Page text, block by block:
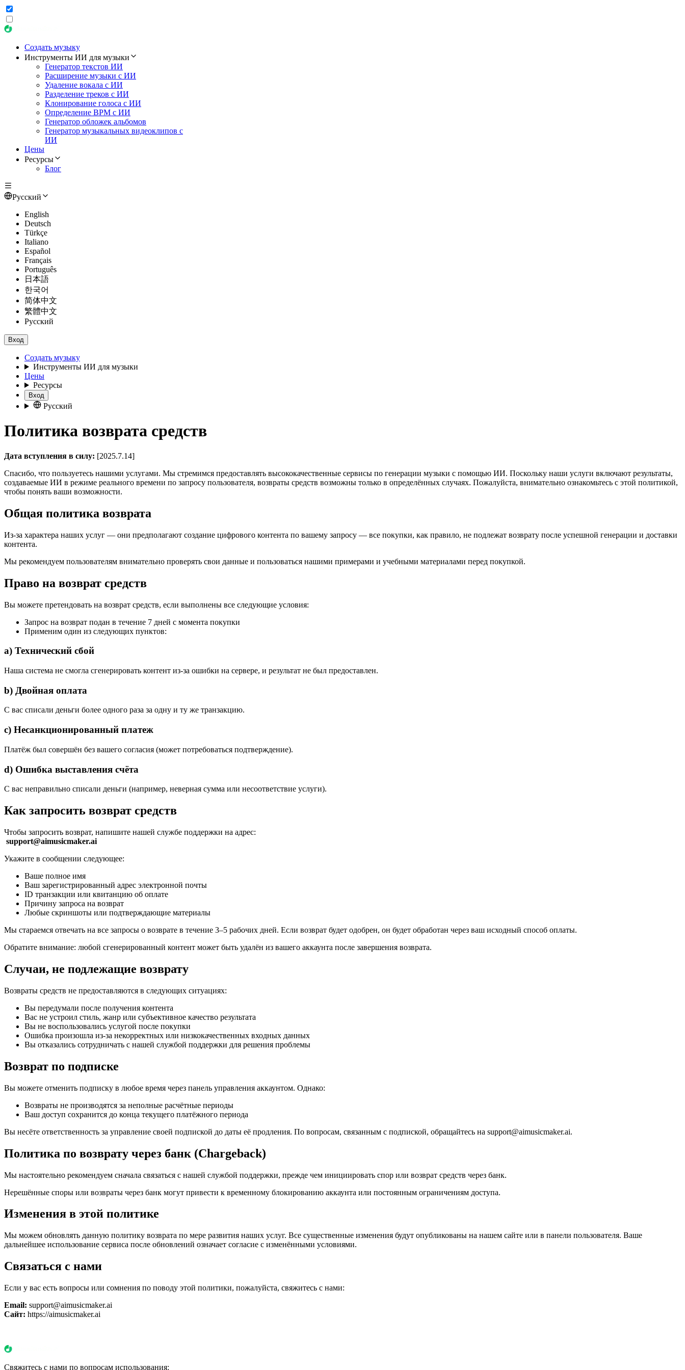
Создать музыку
Инструменты ИИ для музыки
Генератор текстов ИИ
Расширение музыки с ИИ
Удаление вокала с ИИ
Разделение треков с ИИ
Клонирование голоса с ИИ
Определение BPM с ИИ
Генератор обложек альбомов
Генератор музыкальных видеоклипов с
ИИ
Цены
Ресурсы
Блог
Русский
English
Deutsch
Türkçe
Italiano
Español
Français
Português
日本語
한국어
简体中文
繁體中文
Русский
Вход
Создать музыку
Инструменты ИИ для музыки
Цены
Ресурсы
Вход
Русский
Политика возврата средств
Дата вступления в силу: [2025.7.14]
Спасибо, что пользуетесь нашими услугами. Мы стремимся предоставлять высококачественные сервисы по генерации музыки с помощью ИИ. Поскольку наши услуги включают результаты,
создаваемые ИИ в режиме реального времени по запросу пользователя, возвраты средств возможны только в определённых случаях. Пожалуйста, внимательно ознакомьтесь с этой политикой,
чтобы понять ваши возможности.
Общая политика возврата
Из-за характера наших услуг — они предполагают создание цифрового контента по вашему запросу — все покупки, как правило, не подлежат возврату после успешной генерации и доставки
контента.
Мы рекомендуем пользователям внимательно проверять свои данные и пользоваться нашими примерами и учебными материалами перед покупкой.
Право на возврат средств
Вы можете претендовать на возврат средств, если выполнены все следующие условия:
Запрос на возврат подан в течение 7 дней с момента покупки
Применим один из следующих пунктов:
a) Технический сбой
Наша система не смогла сгенерировать контент из-за ошибки на сервере, и результат не был предоставлен.
b) Двойная оплата
С вас списали деньги более одного раза за одну и ту же транзакцию.
c) Несанкционированный платеж
Платёж был совершён без вашего согласия (может потребоваться подтверждение).
d) Ошибка выставления счёта
С вас неправильно списали деньги (например, неверная сумма или несоответствие услуги).
Как запросить возврат средств
Чтобы запросить возврат, напишите нашей службе поддержки на адрес:
support@aimusicmaker.ai
Укажите в сообщении следующее:
Ваше полное имя
Ваш зарегистрированный адрес электронной почты
ID транзакции или квитанцию об оплате
Причину запроса на возврат
Любые скриншоты или подтверждающие материалы
Мы стараемся отвечать на все запросы о возврате в течение 3–5 рабочих дней. Если возврат будет одобрен, он будет обработан через ваш исходный способ оплаты.
Обратите внимание: любой сгенерированный контент может быть удалён из вашего аккаунта после завершения возврата.
Случаи, не подлежащие возврату
Возвраты средств не предоставляются в следующих ситуациях:
Вы передумали после получения контента
Вас не устроил стиль, жанр или субъективное качество результата
Вы не воспользовались услугой после покупки
Ошибка произошла из-за некорректных или низкокачественных входных данных
Вы отказались сотрудничать с нашей службой поддержки для решения проблемы
Возврат по подписке
Вы можете отменить подписку в любое время через панель управления аккаунтом. Однако:
Возвраты не производятся за неполные расчётные периоды
Ваш доступ сохранится до конца текущего платёжного периода
Вы несёте ответственность за управление своей подпиской до даты её продления. По вопросам, связанным с подпиской, обращайтесь на support@aimusicmaker.ai.
Политика по возврату через банк (Chargeback)
Мы настоятельно рекомендуем сначала связаться с нашей службой поддержки, прежде чем инициировать спор или возврат средств через банк.
Нерешённые споры или возвраты через банк могут привести к временному блокированию аккаунта или постоянным ограничениям доступа.
Изменения в этой политике
Мы можем обновлять данную политику возврата по мере развития наших услуг. Все существенные изменения будут опубликованы на нашем сайте или в панели пользователя. Ваше
дальнейшее использование сервиса после обновлений означает согласие с изменёнными условиями.
Связаться с нами
Если у вас есть вопросы или сомнения по поводу этой политики, пожалуйста, свяжитесь с нами:
Email: support@aimusicmaker.ai
Сайт: https://aimusicmaker.ai
Свяжитесь с нами по вопросам использования: